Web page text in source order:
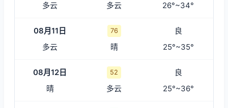
多云
多云 26°~34°
08月11日 76
良
多云
晴 25°~35°
08月12日 52
良
晴
多云 25°~36°